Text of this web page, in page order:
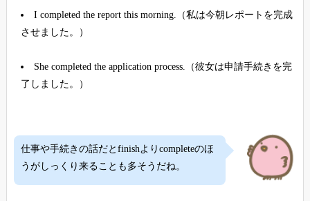
I completed the report this morning.（私は今朝レポートを完成
させました。）
She completed the application process.（彼女は申請手続きを完
了しました。）
仕事や手続きの話だとfinishよりcompleteのほ
うがしっくり来ることも多そうだね。